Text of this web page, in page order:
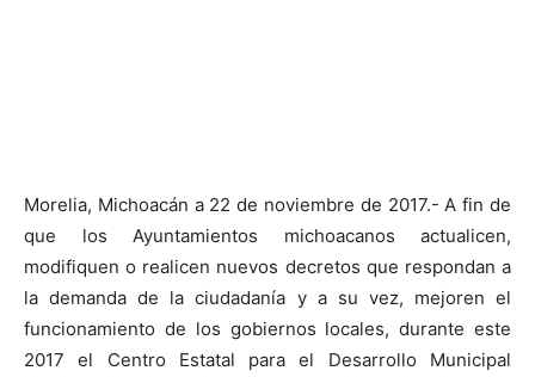
Morelia, Michoacán a 22 de noviembre de 2017.- A fin de
que los Ayuntamientos michoacanos actualicen,
modifiquen o realicen nuevos decretos que respondan a
la demanda de la ciudadanía y a su vez, mejoren el
funcionamiento de los gobiernos locales, durante este
2017 el Centro Estatal para el Desarrollo Municipal